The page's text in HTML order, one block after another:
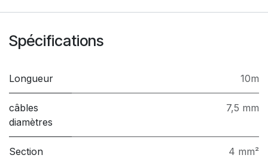
Spécifications
Longueur 10m
câbles
diamètres
7,5 mm
Section 4 mm²